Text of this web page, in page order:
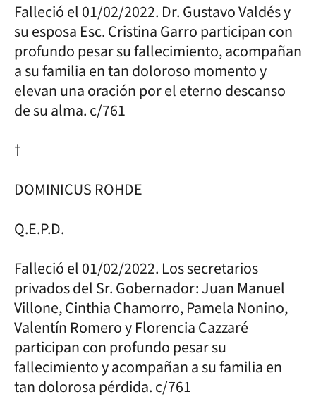
Falleció el 01/02/2022. Dr. Gustavo Valdés y
su esposa Esc. Cristina Garro participan con
profundo pesar su fallecimiento, acompañan
a su familia en tan doloroso momento y
elevan una oración por el eterno descanso
de su alma. c/761
†
DOMINICUS ROHDE
Q.E.P.D.
Falleció el 01/02/2022. Los secretarios
privados del Sr. Gobernador: Juan Manuel
Villone, Cinthia Chamorro, Pamela Nonino,
Valentín Romero y Florencia Cazzaré
participan con profundo pesar su
fallecimiento y acompañan a su familia en
tan dolorosa pérdida. c/761